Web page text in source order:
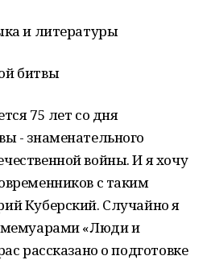
и литературы
битвы
75 лет со дня
- знаменательного
войны. И я хочу
с таким
Куберский. Случайно я
мемуарами «Люди и
рассказано о подготовке